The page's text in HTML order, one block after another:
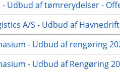
- Udbud af tømrerydelser -
A/S - Udbud af
- Udbud af rengøring
- Udbud af Rengøring